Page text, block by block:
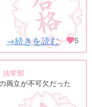
→続きを読む 5
法学部
両立が不可欠だった